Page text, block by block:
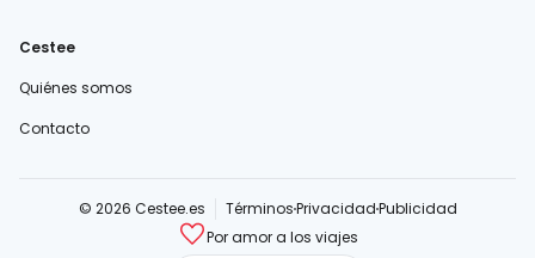
Cestee
Quiénes somos
Contacto
© 2026 Cestee.es TérminosPrivacidadPublicidad
Por amor a los viajes